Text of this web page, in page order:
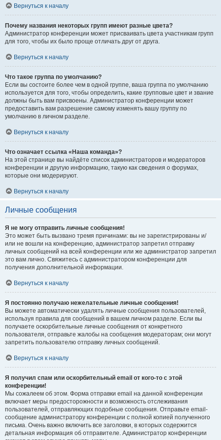
Вернуться к началу
Почему названия некоторых групп имеют разные цвета?
Администратор конференции может присваивать цвета участникам групп
для того, чтобы их было проще отличать друг от друга.
Вернуться к началу
Что такое группа по умолчанию?
Если вы состоите более чем в одной группе, ваша группа по умолчанию
используется для того, чтобы определить, какие групповые цвет и звание
должны быть вам присвоены. Администратор конференции может
предоставить вам разрешение самому изменять вашу группу по
умолчанию в личном разделе.
Вернуться к началу
Что означает ссылка «Наша команда»?
На этой странице вы найдёте список администраторов и модераторов
конференции и другую информацию, такую как сведения о форумах,
которые они модерируют.
Вернуться к началу
Личные сообщения
Я не могу отправить личные сообщения!
Это может быть вызвано тремя причинами: вы не зарегистрированы и/
или не вошли на конференцию, администратор запретил отправку
личных сообщений на всей конференции или же администратор запретил
это вам лично. Свяжитесь с администратором конференции для
получения дополнительной информации.
Вернуться к началу
Я постоянно получаю нежелательные личные сообщения!
Вы можете автоматически удалять личные сообщения пользователей,
используя правила для сообщений в вашем личном разделе. Если вы
получаете оскорбительные личные сообщения от конкретного
пользователя, отправьте жалобы на сообщения модераторам; они могут
запретить пользователю отправку личных сообщений.
Вернуться к началу
Я получил спам или оскорбительный email от кого-то с этой
конференции!
Мы сожалеем об этом. Форма отправки email на данной конференции
включает меры предосторожности и возможность отслеживания
пользователей, отправляющих подобные сообщения. Отправьте email-
сообщение администратору конференции с полной копией полученного
письма. Очень важно включить все заголовки, в которых содержится
детальная информация об отправителе. Администратор конференции